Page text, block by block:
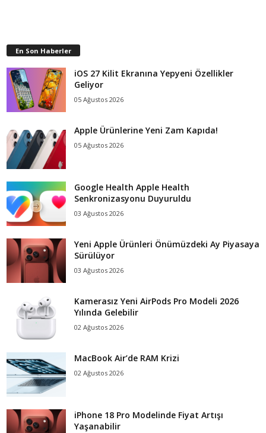
En Son Haberler
iOS 27 Kilit Ekranına Yepyeni Özellikler
Geliyor
05 Ağustos 2026
Apple Ürünlerine Yeni Zam Kapıda!
05 Ağustos 2026
Google Health Apple Health
Senkronizasyonu Duyuruldu
03 Ağustos 2026
Yeni Apple Ürünleri Önümüzdeki Ay Piyasaya
Sürülüyor
03 Ağustos 2026
Kamerasız Yeni AirPods Pro Modeli 2026
Yılında Gelebilir
02 Ağustos 2026
MacBook Air’de RAM Krizi
02 Ağustos 2026
iPhone 18 Pro Modelinde Fiyat Artışı
Yaşanabilir